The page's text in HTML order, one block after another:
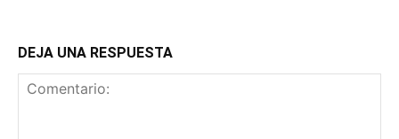
DEJA UNA RESPUESTA